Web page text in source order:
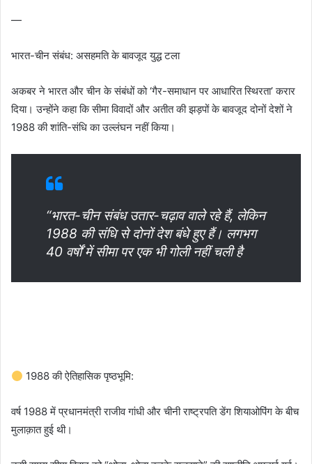
—
भारत-चीन संबंध: असहमति के बावजूद युद्ध टला
अकबर ने भारत और चीन के संबंधों को ‘गैर-समाधान पर आधारित स्थिरता’ करार
दिया। उन्होंने कहा कि सीमा विवादों और अतीत की झड़पों के बावजूद दोनों देशों ने
1988 की शांति-संधि का उल्लंघन नहीं किया।
“भारत-चीन संबंध उतार-चढ़ाव वाले रहे हैं, लेकिन
1988 की संधि से दोनों देश बंधे हुए हैं। लगभग
40 वर्षों में सीमा पर एक भी गोली नहीं चली है
1988 की ऐतिहासिक पृष्ठभूमि:
वर्ष 1988 में प्रधानमंत्री राजीव गांधी और चीनी राष्ट्रपति डेंग शियाओपिंग के बीच
मुलाक़ात हुई थी।